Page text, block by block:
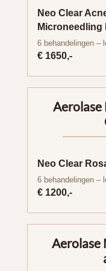
Neo Clear
Microneedling
6 behandelingen –
€ 1650,-
Aerolase
Neo Clear
6 behandelingen –
€ 1200,-
Aerolase